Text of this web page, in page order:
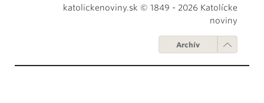
katolickenoviny.sk © 1849 - 2026 Katolícke
noviny
Archív